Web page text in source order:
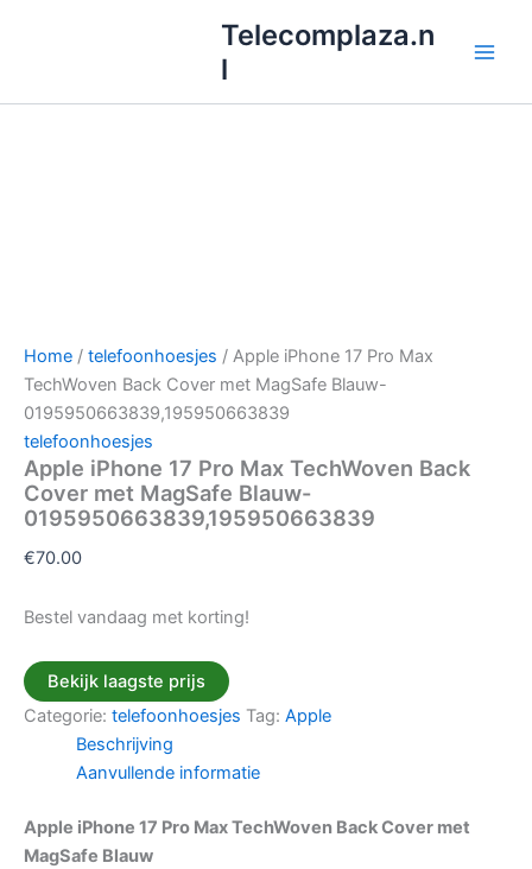
inhoud
Telecomplaza.n
l
Home / telefoonhoesjes / Apple iPhone 17 Pro Max
TechWoven Back Cover met MagSafe Blauw-
0195950663839,195950663839
telefoonhoesjes
Apple iPhone 17 Pro Max TechWoven Back
Cover met MagSafe Blauw-
0195950663839,195950663839
€70.00
Bestel vandaag met korting!
Bekijk laagste prijs
Categorie: telefoonhoesjes Tag: Apple
Beschrijving
Aanvullende informatie
Apple iPhone 17 Pro Max TechWoven Back Cover met
MagSafe Blauw